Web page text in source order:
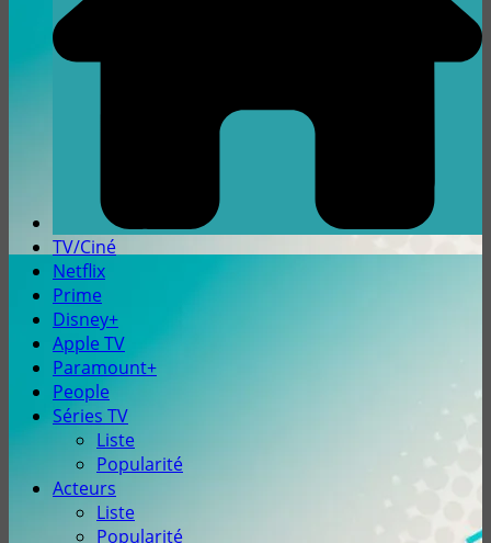
TV/Ciné
Netflix
Prime
Disney+
Apple TV
Paramount+
People
Séries TV
Liste
Popularité
Acteurs
Liste
Popularité